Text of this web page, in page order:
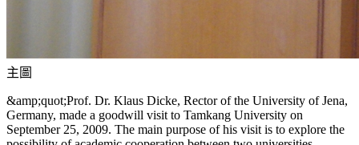
主圖
&amp;quot;Prof. Dr. Klaus Dicke, Rector of the University of Jena,
Germany, made a goodwill visit to Tamkang University on
September 25, 2009. The main purpose of his visit is to explore the